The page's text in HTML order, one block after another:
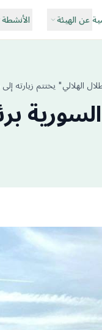
عن الهيئة الأنشطة
الهلالي" يختتم زيارته